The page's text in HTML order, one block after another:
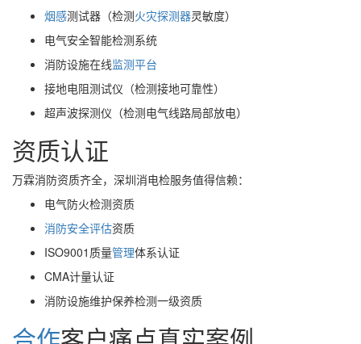
烟感测试器（检测火灾探测器灵敏度）
电气安全智能检测系统
消防设施在线监测平台
接地电阻测试仪（检测接地可靠性）
超声波探测仪（检测电气线路局部放电）
资质认证
万霖消防资质齐全，深圳消电检服务值得信赖：
电气防火检测资质
消防安全评估资质
ISO9001质量管理体系认证
CMA计量认证
消防设施维护保养检测一级资质